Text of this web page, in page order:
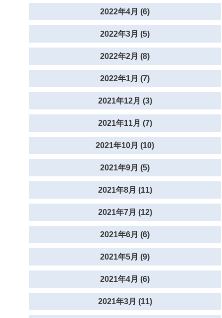
2022年4月 (6)
2022年3月 (5)
2022年2月 (8)
2022年1月 (7)
2021年12月 (3)
2021年11月 (7)
2021年10月 (10)
2021年9月 (5)
2021年8月 (11)
2021年7月 (12)
2021年6月 (6)
2021年5月 (9)
2021年4月 (6)
2021年3月 (11)